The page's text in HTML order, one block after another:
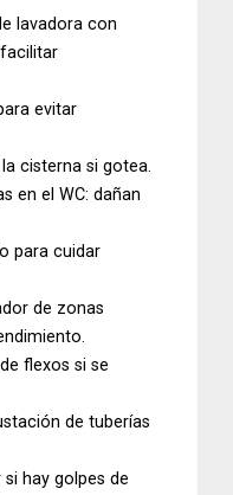
lavadora con
evitar
cisterna si gotea.
en el WC: dañan
para cuidar
de zonas
flexos si se
de tuberías
hay golpes de